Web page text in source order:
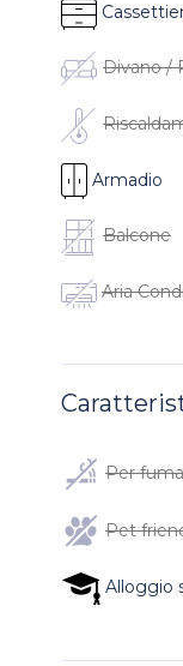
Divano /
Armadio
Balcone
Aria
Per
Pet
Alloggio